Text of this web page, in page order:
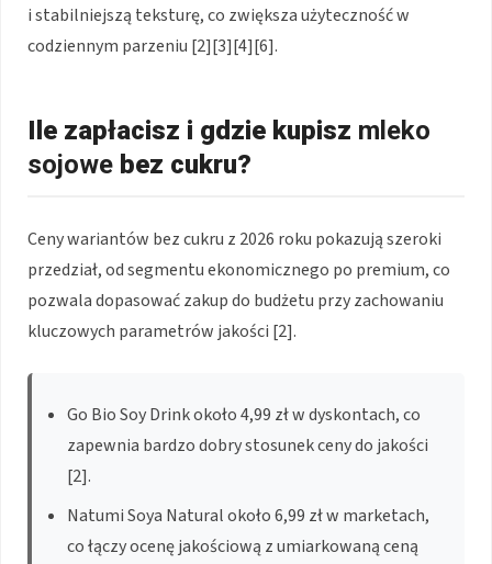
i stabilniejszą teksturę, co zwiększa użyteczność w
codziennym parzeniu [2][3][4][6].
Ile zapłacisz i gdzie kupisz mleko
sojowe bez cukru?
Ceny wariantów bez cukru z 2026 roku pokazują szeroki
przedział, od segmentu ekonomicznego po premium, co
pozwala dopasować zakup do budżetu przy zachowaniu
kluczowych parametrów jakości [2].
Go Bio Soy Drink około 4,99 zł w dyskontach, co
zapewnia bardzo dobry stosunek ceny do jakości
[2].
Natumi Soya Natural około 6,99 zł w marketach,
co łączy ocenę jakościową z umiarkowaną ceną